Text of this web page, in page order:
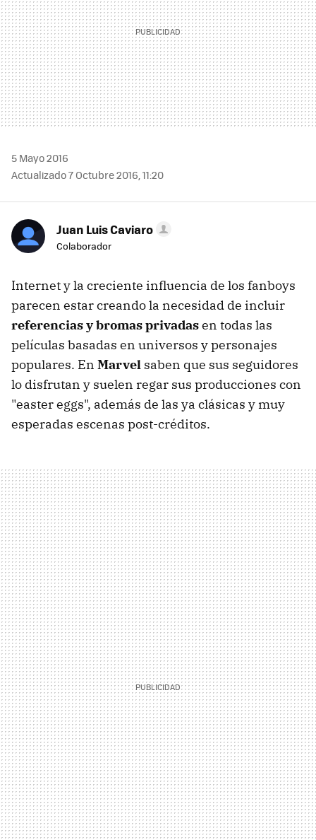
5 Mayo 2016
Actualizado 7 Octubre 2016, 11:20
Juan Luis Caviaro
Colaborador
Internet y la creciente influencia de los fanboys
parecen estar creando la necesidad de incluir
referencias y bromas privadasen todas las
películas basadas en universos y personajes
populares. En Marvel saben que sus seguidores
lo disfrutan y suelen regar sus producciones con
"easter eggs", además de las ya clásicas y muy
esperadas escenas post-créditos.